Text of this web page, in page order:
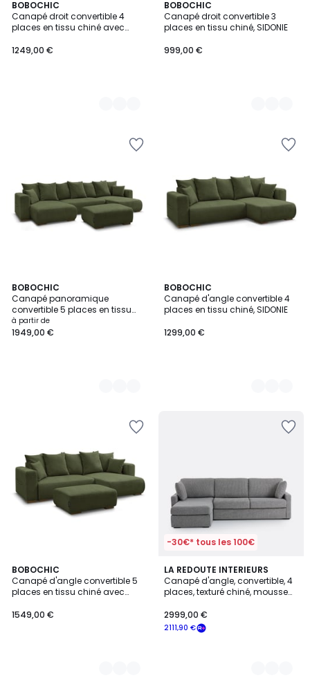
BOBOCHIC
Canapé droit convertible 4
places en tissu chiné avec
1249,00 €
6
Couleurs
BOBOCHIC
Canapé droit convertible 3
places en tissu chiné, SIDONIE
999,00 €
6
Couleurs
BOBOCHIC
Canapé panoramique
convertible 5 places en tissu
chiné avec pouf, SIDONIE
à partir de
1949,00 €
6
Couleurs
BOBOCHIC
Canapé d'angle convertible 4
places en tissu chiné, SIDONIE
1299,00 €
6
Couleurs
BOBOCHIC
Canapé d'angle convertible 5
places en tissu chiné avec
1549,00 €
6
Couleurs
-30€* tous les 100€
LA REDOUTE INTERIEURS
Canapé d'angle, convertible, 4
places, texturé chiné, mousse
2111,90 €
2999,00 €
3
Couleurs